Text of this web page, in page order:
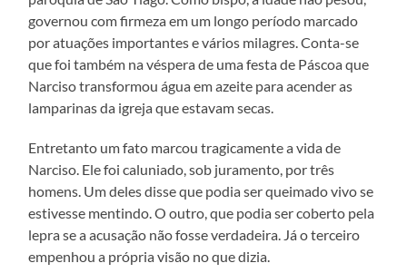
governou com firmeza em um longo período marcado
por atuações importantes e vários milagres. Conta-se
que foi também na véspera de uma festa de Páscoa que
Narciso transformou água em azeite para acender as
lamparinas da igreja que estavam secas.
Entretanto um fato marcou tragicamente a vida de
Narciso. Ele foi caluniado, sob juramento, por três
homens. Um deles disse que podia ser queimado vivo se
estivesse mentindo. O outro, que podia ser coberto pela
lepra se a acusação não fosse verdadeira. Já o terceiro
empenhou a própria visão no que dizia.